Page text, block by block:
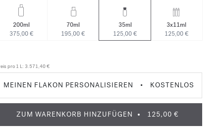
200ml
375,00 €
70ml
195,00 €
35ml
125,00 €
3x11ml
125,00 €
pro 1 L: 3.571,40 €
MEINEN FLAKON PERSONALISIEREN • KOSTENLOS
ZUM WARENKORB HINZUFÜGEN 125,00 €